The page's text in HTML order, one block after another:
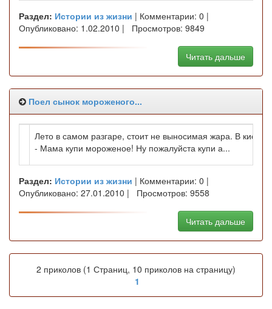
Раздел: Истории из жизни | Комментарии: 0 |
Опубликовано: 1.02.2010 | Просмотров: 9849
Читать дальше
Поел сынок мороженого...
Лето в самом разгаре, стоит не выносимая жара. В
- Мама купи мороженое! Ну пожалуйста купи а...
Раздел: Истории из жизни | Комментарии: 0 |
Опубликовано: 27.01.2010 | Просмотров: 9558
Читать дальше
2 приколов (1 Страниц, 10 приколов на страницу)
1